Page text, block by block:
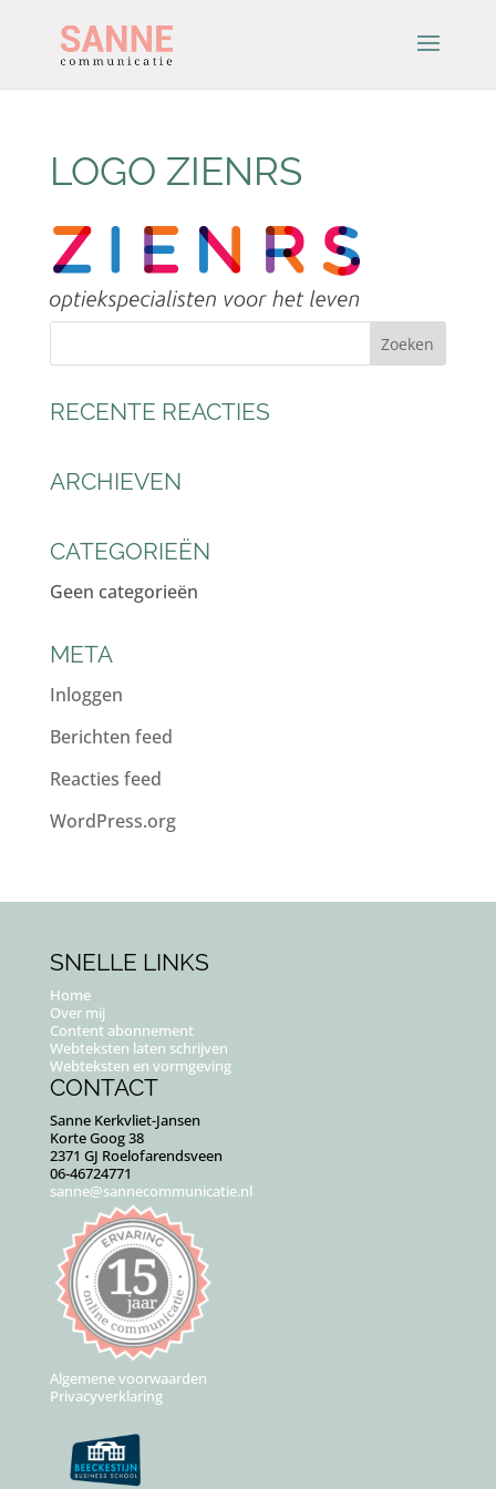
LOGO ZIENRS
RECENTE REACTIES
ARCHIEVEN
CATEGORIEËN
Geen categorieën
META
Inloggen
Berichten feed
Reacties feed
WordPress.org
SNELLE LINKS
Home
Over mij
Content abonnement
Webteksten laten schrijven
Webteksten en vormgeving
CONTACT
Sanne Kerkvliet-Jansen
Korte Goog 38
2371 GJ Roelofarendsveen
06-46724771
sanne@sannecommunicatie.nl
Algemene voorwaarden
Privacyverklaring